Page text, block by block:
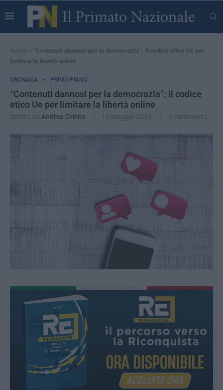
Home » “Contenuti dannosi per la democrazia”: il codice etico Ue per
limitare la libertà online
CRONACA PRIMO PIANO
“Contenuti dannosi per la democrazia”: il codice
etico Ue per limitare la libertà online
Scritto da Andrea Grieco 15 Maggio 2024 0 commento